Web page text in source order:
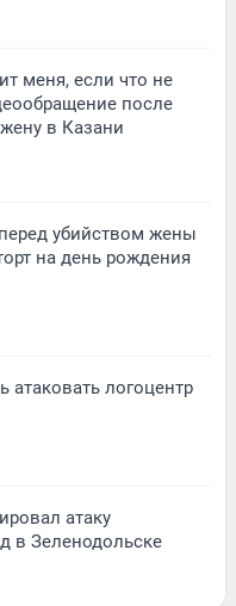
меня, если что не
после
в Казани
убийством жены
на день рождения
атаковать логоцентр
атаку
в Зеленодольске